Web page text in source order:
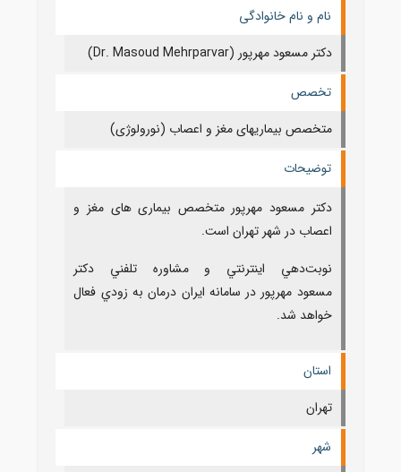
نام و نام خانوادگی
دکتر مسعود مهرپور (Dr. Masoud Mehrparvar)
تخصص
متخصص بیماریهای مغز و اعصاب (نورولوژی)
توضیحات
دکتر مسعود مهرپور متخصص بیماری های مغز و
اعصاب در شهر تهران است.
نوبت‌دهي اينترنتي و مشاوره تلفني دکتر
مسعود مهرپور در سامانه ايران درمان به زودي فعال
خواهد شد.
استان
تهران
شهر